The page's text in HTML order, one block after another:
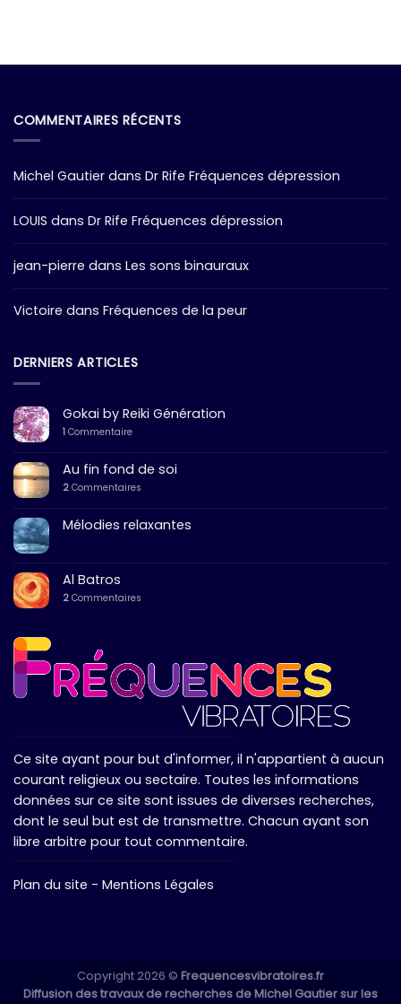
COMMENTAIRES RÉCENTS
Michel Gautier dans Dr Rife Fréquences dépression
LOUIS dans Dr Rife Fréquences dépression
jean-pierre dans Les sons binauraux
Victoire dans Fréquences de la peur
DERNIERS ARTICLES
Gokai by Reiki Génération
1 Commentaire
Au fin fond de soi
2 Commentaires
Mélodies relaxantes
Al Batros
2 Commentaires
Ce site ayant pour but d'informer, il n'appartient à aucun
courant religieux ou sectaire. Toutes les informations
données sur ce site sont issues de diverses recherches,
dont le seul but est de transmettre. Chacun ayant son
libre arbitre pour tout commentaire.
Plan du site - Mentions Légales
Copyright 2026 © Frequencesvibratoires.fr
Diffusion des travaux de recherches de Michel Gautier sur les